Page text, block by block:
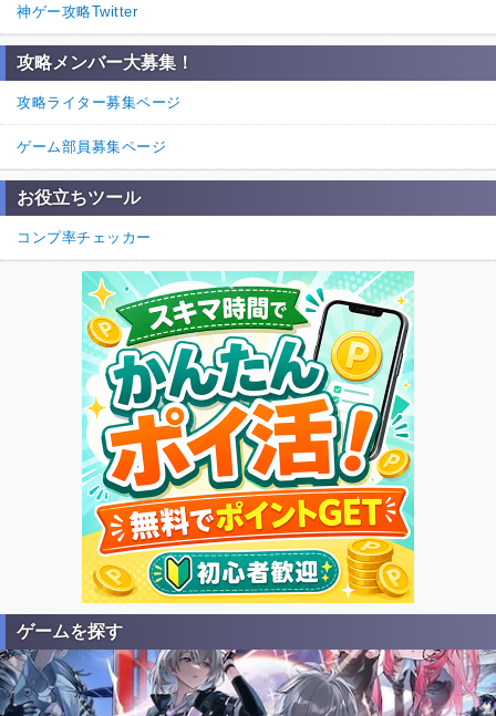
神ゲー攻略Twitter
攻略メンバー大募集！
攻略ライター募集ページ
ゲーム部員募集ページ
お役立ちツール
コンプ率チェッカー
ゲームを探す